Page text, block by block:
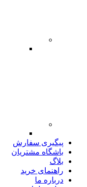
پیگیری سفارش
باشگاه مشتریان
بلاگ
راهنمای خرید
درباره ما